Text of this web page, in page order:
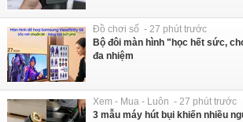
Đồ chơi số - 27 phút trước
Bộ đôi màn hình "học hết sức,
đa nhiệm
Xem - Mua - Luôn - 27 phút trước
3 mẫu máy hút bụi khiến nhiều